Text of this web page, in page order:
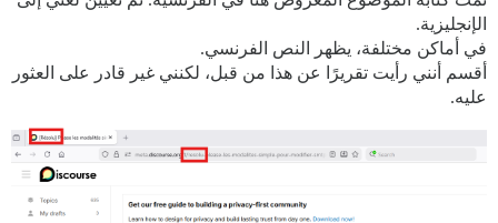
الإنجليزية.
في أماكن مختلفة، يظهر النص الفرنسي.
أقسم أنني رأيت تقريرًا عن هذا من قبل، لكنني غير قادر على العثور
عليه.